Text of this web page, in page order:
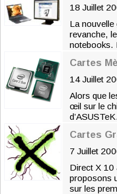
18 Juillet
La
revanche,
notebooks.
Cartes
14 Juillet
Alors que
œil sur le
Cartes
7 Juillet
Direct X 10
proposons
sur les